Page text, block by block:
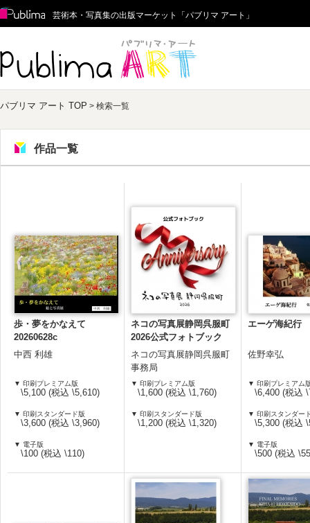
Publima
芸術本・写真集の出版マーケット「パブリマ アート」
パブリマ アート TOP > 検索一覧
作品一覧
歩・夢をかなえて
20260628c
中西 利雄
▼ 印刷プレミアム版
\5,100 (税込 \5,610)
▼ 印刷スタンダード版
\3,600 (税込 \3,960)
▼ 電子版
\100 (税込 \110)
ネコの写真展静岡呉服町
2026公式フォトブック
ネコの写真展静岡呉服町
事務局
▼ 印刷プレミアム版
\1,600 (税込 \1,760)
▼ 印刷スタンダード版
\1,200 (税込 \1,320)
エーゲ海紀行
佐野幸弘
▼ 印刷プレミアム
\6,400 (税込
▼ 印刷スタンダー
\5,300 (税込
▼ 電子版
\500 (税込